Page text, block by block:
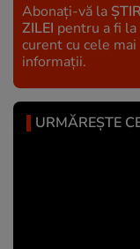
Abonați-vă la
ZILEI pentru a fi la
curent cu cele mai
informații.
URMĂREȘTE